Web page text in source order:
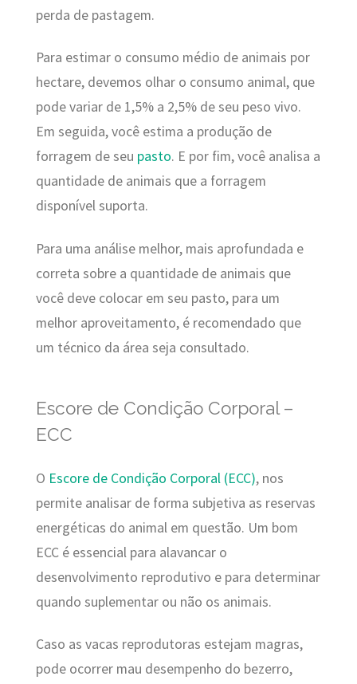
perda de pastagem.
Para estimar o consumo médio de animais por
hectare, devemos olhar o consumo animal, que
pode variar de 1,5% a 2,5% de seu peso vivo.
Em seguida, você estima a produção de
forragem de seu pasto. E por fim, você analisa a
quantidade de animais que a forragem
disponível suporta.
Para uma análise melhor, mais aprofundada e
correta sobre a quantidade de animais que
você deve colocar em seu pasto, para um
melhor aproveitamento, é recomendado que
um técnico da área seja consultado.
Escore de Condição Corporal –
ECC
O Escore de Condição Corporal (ECC), nos
permite analisar de forma subjetiva as reservas
energéticas do animal em questão. Um bom
ECC é essencial para alavancar o
desenvolvimento reprodutivo e para determinar
quando suplementar ou não os animais.
Caso as vacas reprodutoras estejam magras,
pode ocorrer mau desempenho do bezerro,